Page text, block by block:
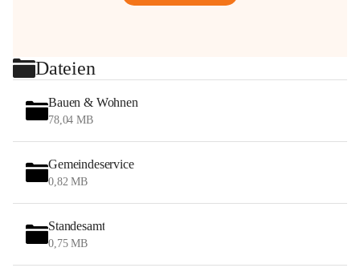
Dateien
Bauen & Wohnen
78,04 MB
Gemeindeservice
0,82 MB
Standesamt
0,75 MB